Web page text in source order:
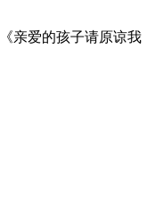
亲爱的孩子请原谅我